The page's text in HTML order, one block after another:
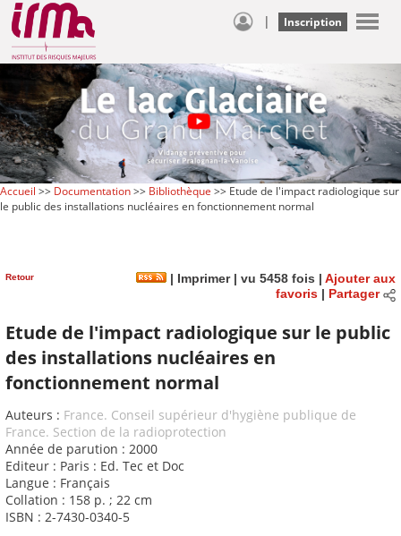
| Inscription
Accueil >> Documentation>> Bibliothèque >> Etude de l'impact radiologique sur
le public des installations nucléaires en fonctionnement normal
Retour | Imprimer| vu 5458 fois | Ajouter aux
favoris| Partager
Etude de l'impact radiologique sur le public
des installations nucléaires en
fonctionnement normal
Auteurs : France. Conseil supérieur d'hygiène publique de
France. Section de la radioprotection
Année de parution : 2000
Editeur : Paris : Ed. Tec et Doc
Langue : Français
Collation : 158 p. ; 22 cm
ISBN : 2-7430-0340-5